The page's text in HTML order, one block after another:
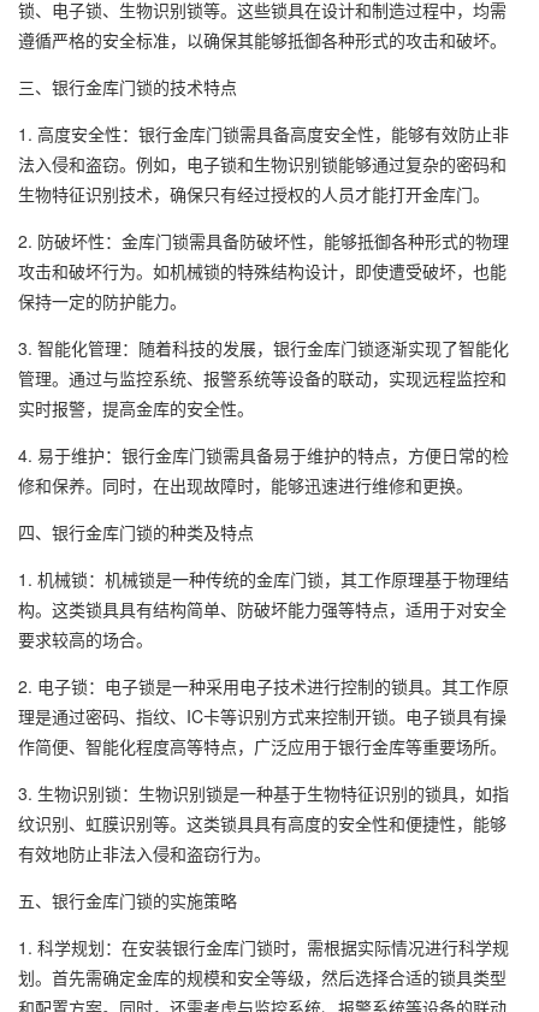
锁、电子锁、生物识别锁等。这些锁具在设计和制造过程中，均需
遵循严格的安全标准，以确保其能够抵御各种形式的攻击和破坏。
三、银行金库门锁的技术特点
1. 高度安全性：银行金库门锁需具备高度安全性，能够有效防止非
法入侵和盗窃。例如，电子锁和生物识别锁能够通过复杂的密码和
生物特征识别技术，确保只有经过授权的人员才能打开金库门。
2. 防破坏性：金库门锁需具备防破坏性，能够抵御各种形式的物理
攻击和破坏行为。如机械锁的特殊结构设计，即使遭受破坏，也能
保持一定的防护能力。
3. 智能化管理：随着科技的发展，银行金库门锁逐渐实现了智能化
管理。通过与监控系统、报警系统等设备的联动，实现远程监控和
实时报警，提高金库的安全性。
4. 易于维护：银行金库门锁需具备易于维护的特点，方便日常的检
修和保养。同时，在出现故障时，能够迅速进行维修和更换。
四、银行金库门锁的种类及特点
1. 机械锁：机械锁是一种传统的金库门锁，其工作原理基于物理结
构。这类锁具具有结构简单、防破坏能力强等特点，适用于对安全
要求较高的场合。
2. 电子锁：电子锁是一种采用电子技术进行控制的锁具。其工作原
理是通过密码、指纹、IC卡等识别方式来控制开锁。电子锁具有操
作简便、智能化程度高等特点，广泛应用于银行金库等重要场所。
3. 生物识别锁：生物识别锁是一种基于生物特征识别的锁具，如指
纹识别、虹膜识别等。这类锁具具有高度的安全性和便捷性，能够
有效地防止非法入侵和盗窃行为。
五、银行金库门锁的实施策略
1. 科学规划：在安装银行金库门锁时，需根据实际情况进行科学规
划。首先需确定金库的规模和安全等级，然后选择合适的锁具类型
和配置方案。同时，还需考虑与监控系统、报警系统等设备的联动